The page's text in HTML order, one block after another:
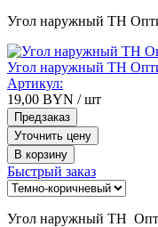
Угол наружный ТН
Угол наружный ТН
Артикул:
19,00 BYN / шт
Предзаказ
Уточнить цену
В корзину
Быстрый заказ
Угол наружный ТН